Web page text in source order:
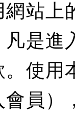
站上
是進
使用
員）